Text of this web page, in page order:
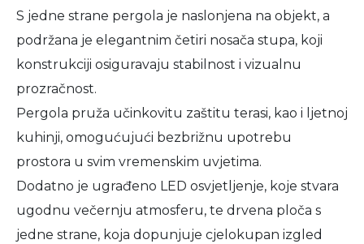
S jedne strane pergola je naslonjena na objekt, a
podržana je elegantnim četiri nosača stupa, koji
konstrukciji osiguravaju stabilnost i vizualnu
prozračnost.
Pergola pruža učinkovitu zaštitu terasi, kao i ljetnoj
kuhinji, omogućujući bezbrižnu upotrebu
prostora u svim vremenskim uvjetima.
Dodatno je ugrađeno LED osvjetljenje, koje stvara
ugodnu večernju atmosferu, te drvena ploča s
jedne strane, koja dopunjuje cjelokupan izgled